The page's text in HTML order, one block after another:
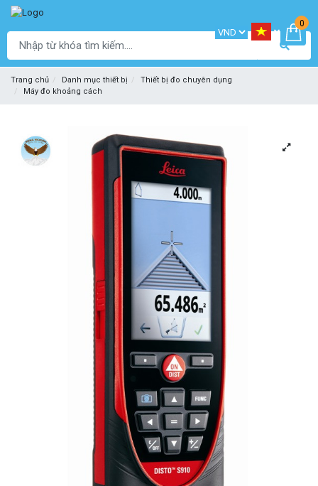
0
Trang chủ Danh mục thiết bị
Thiết bị đo chuyên dụng
Máy đo khoảng cách